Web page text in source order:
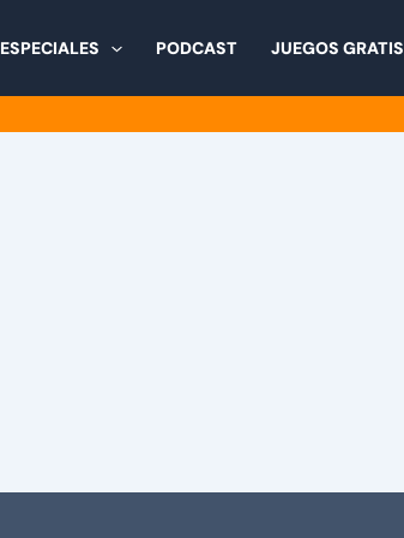
ESPECIALES PODCAST JUEGOS GRATIS